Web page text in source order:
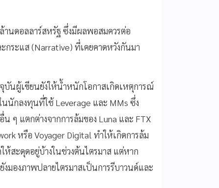
นดอลลาร์สหรัฐ ซึ่งมีผลพอสมควรต่อ
กระแส (Narrative) ที่เคยคาดหวังกันมา
บันผู้เขียนยังให้น้ำหนักโอกาสเกิดเหตุการณ์
นักลงทุนที่ใช้ Leverage และ MMs ซึ่ง
ๆ แตกต่างจากการล้มของ Luna และ FTX
หรือ Voyager Digital ทำให้เกิดการล้ม
สะดุดอยู่บ้างในช่วงต้นไตรมาส แต่หาก
มองภาพปลายไตรมาสเป็นการรีบาวนด์และ